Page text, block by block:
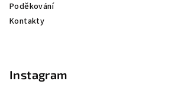
Poděkování
Kontakty
Instagram